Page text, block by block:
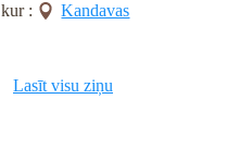
kur :
Kandavas
Lasīt visu ziņu